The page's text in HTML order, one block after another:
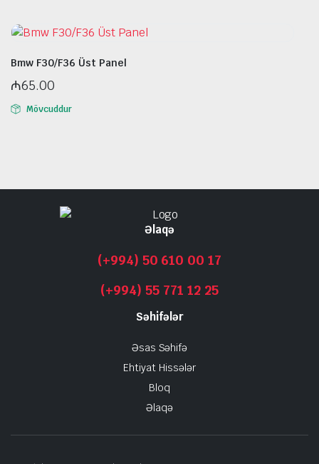
Bmw F30/F36 Üst Panel
₼65.00
Mövcuddur
Əlaqə
(+994) 50 610 00 17
(+994) 55 771 12 25
Səhifələr
Əsas Səhifə
Ehtiyat Hissələr
Bloq
Əlaqə